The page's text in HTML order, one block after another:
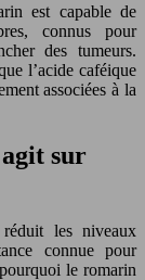
est capable de
connus pour
des tumeurs.
l’acide caféique
associées à la
sur
les niveaux
connue pour
le romarin